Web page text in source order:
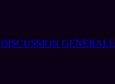
DISCUSSION GENERALE